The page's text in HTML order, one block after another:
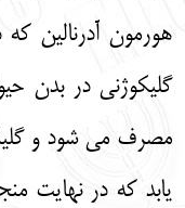
هورمون آدرنالین
گلیکوژنی در بدن
مصرف می‌ شود و
یابد که در نهایت